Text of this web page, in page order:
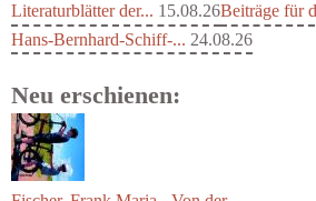
Literaturblätter der... 15.08.26Beiträge für
Hans-Bernhard-Schiff-... 24.08.26
Neu erschienen: